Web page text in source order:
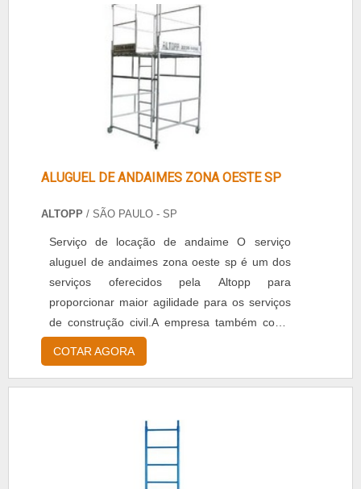
livre de impurezas.
ALUGUEL DE ANDAIMES ZONA OESTE SP
ALTOPP / SÃO PAULO - SP
Serviço de locação de andaime O serviço
aluguel de andaimes zona oeste sp é um dos
serviços oferecidos pela Altopp para
proporcionar maior agilidade para os serviços
de construção civil.A empresa também conta
com serviços como: - Aluguel de andaime, -
Aluguel de betoneira, - Locação de
botão de orçamento abaixo e conheça mais do
serviço de aluguel de andaimes z....
COTAR AGORA